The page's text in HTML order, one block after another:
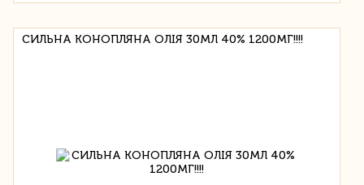
СИЛЬНА КОНОПЛЯНА ОЛІЯ 30МЛ 40% 1200МГ!!!!